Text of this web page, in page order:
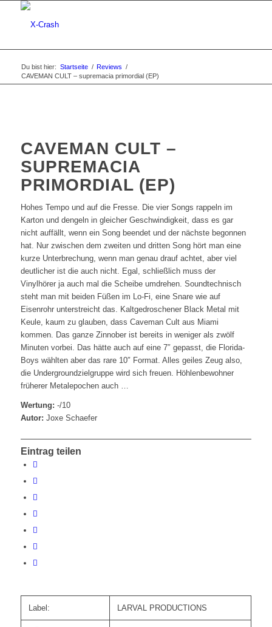
Du bist hier: Startseite / Reviews /
CAVEMAN CULT – supremacia primordial (EP)
CAVEMAN CULT –
SUPREMACIA
PRIMORDIAL (EP)
Hohes Tempo und auf die Fresse. Die vier Songs rappeln im
Karton und dengeln in gleicher Geschwindigkeit, dass es gar
nicht auffällt, wenn ein Song beendet und der nächste begonnen
hat. Nur zwischen dem zweiten und dritten Song hört man eine
kurze Unterbrechung, wenn man genau drauf achtet, aber viel
deutlicher ist die auch nicht. Egal, schließlich muss der
Vinylhörer ja auch mal die Scheibe umdrehen. Soundtechnisch
steht man mit beiden Füßen im Lo-Fi, eine Snare wie auf
Eisenrohr unterstreicht das. Kaltgedroschener Black Metal mit
Keule, kaum zu glauben, dass Caveman Cult aus Miami
kommen. Das ganze Zinnober ist bereits in weniger als zwölf
Minuten vorbei. Das hätte auch auf eine 7″ gepasst, die Florida-
Boys wählten aber das rare 10″ Format. Alles geiles Zeug also,
die Undergroundzielgruppe wird sich freuen. Höhlenbewohner
früherer Metalepochen auch …
Wertung: -/10
Autor: Joxe Schaefer
Eintrag teilen
Label: LARVAL PRODUCTIONS